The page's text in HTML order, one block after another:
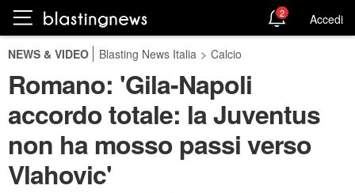
2 Accedi
NEWS & VIDEO Blasting News Italia > Calcio
Romano: 'Gila-Napoli
accordo totale: la Juventus
non ha mosso passi verso
Vlahovic'